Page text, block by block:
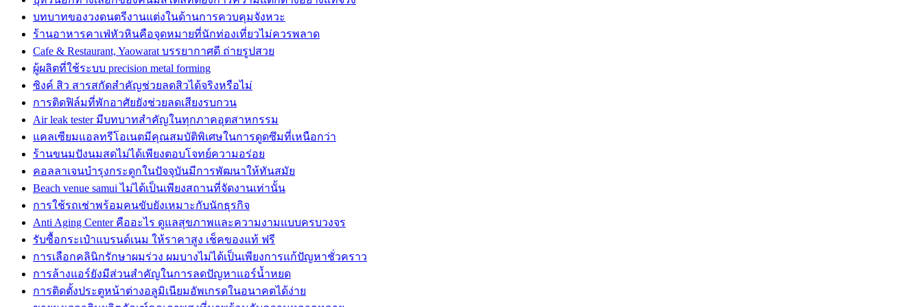
บทบาทของวงดนตรีงานแต่งในด้านการควบคุมจังหวะ
ร้านอาหารคาเฟ่หัวหินคือจุดหมายที่นักท่องเที่ยวไม่ควรพลาด
Cafe & Restaurant, Yaowarat บรรยากาศดี ถ่ายรูปสวย
ผู้ผลิตที่ใช้ระบบ precision metal forming
ซิงค์ สิว สารสกัดสำคัญช่วยลดสิวได้จริงหรือไม่
การติดฟิล์มที่พักอาศัยยังช่วยลดเสียงรบกวน
Air leak tester มีบทบาทสำคัญในทุกภาคอุตสาหกรรม
แคลเซียมแอลทรีโอเนตมีคุณสมบัติพิเศษในการดูดซึมที่เหนือกว่า
ร้านขนมปังนมสดไม่ได้เพียงตอบโจทย์ความอร่อย
คอลลาเจนบำรุงกระดูกในปัจจุบันมีการพัฒนาให้ทันสมัย
Beach venue samui ไม่ได้เป็นเพียงสถานที่จัดงานเท่านั้น
การใช้รถเช่าพร้อมคนขับยังเหมาะกับนักธุรกิจ
Anti Aging Center คืออะไร ดูแลสุขภาพและความงามแบบครบวงจร
รับซื้อกระเป๋าแบรนด์เนม ให้ราคาสูง เช็คของแท้ ฟรี
การเลือกคลินิกรักษาผมร่วง ผมบางไม่ได้เป็นเพียงการแก้ปัญหาชั่วคราว
การล้างแอร์ยังมีส่วนสำคัญในการลดปัญหาแอร์น้ำหยด
การติดตั้งประตูหน้าต่างอลูมิเนียมอัพเกรดในอนาคตได้ง่าย